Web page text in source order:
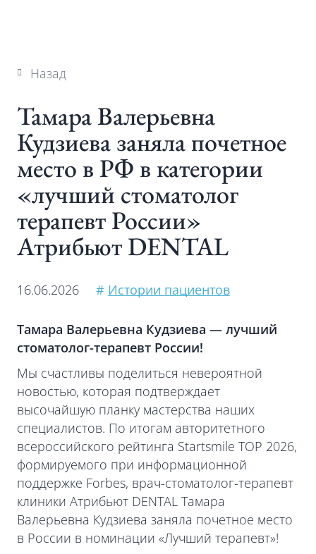
Назад
Тамара Валерьевна
Кудзиева заняла почетное
место в РФ в категории
«лучший стоматолог
терапевт России»
Атрибьют DENTAL
16.06.2026 # Истории пациентов
Тамара Валерьевна Кудзиева — лучший
стоматолог-терапевт России!
Мы счастливы поделиться невероятной
новостью, которая подтверждает
высочайшую планку мастерства наших
специалистов. По итогам авторитетного
всероссийского рейтинга Startsmile TOP 2026,
формируемого при информационной
поддержке Forbes, врач-стоматолог-терапевт
клиники Атрибьют DENTAL Тамара
Валерьевна Кудзиева заняла почетное место
в России в номинации «Лучший терапевт»!